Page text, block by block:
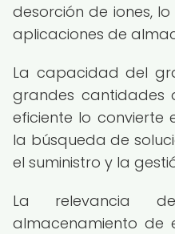
desorción de iones,
aplicaciones de
La capacidad del
grandes cantidades
eficiente lo convierte
la búsqueda de
el suministro y la
La relevancia
almacenamiento de